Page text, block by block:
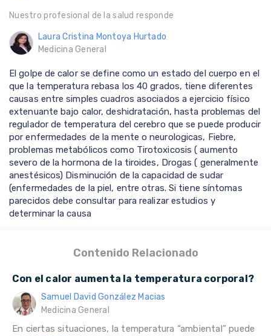
Nuestro profesional de la salud responde
Laura Cristina Montoya Hurtado
Medicina General
El golpe de calor se define como un estado del cuerpo en el
que la temperatura rebasa los 40 grados, tiene diferentes
causas entre simples cuadros asociados a ejercicio físico
extenuante bajo calor, deshidratación, hasta problemas del
regulador de temperatura del cerebro que se puede producir
por enfermedades de la mente o neurologicas, Fiebre,
problemas metabólicos como Tirotoxicosis ( aumento
severo de la hormona de la tiroides, Drogas ( generalmente
anestésicos) Disminución de la capacidad de sudar
(enfermedades de la piel, entre otras. Si tiene síntomas
parecidos debe consultar para realizar estudios y
determinar la causa
Contenido Relacionado
Con el calor aumenta la temperatura corporal?
Samuel David González Macias
Medicina General
En ciertas situaciones, la temperatura “ambiental” puede